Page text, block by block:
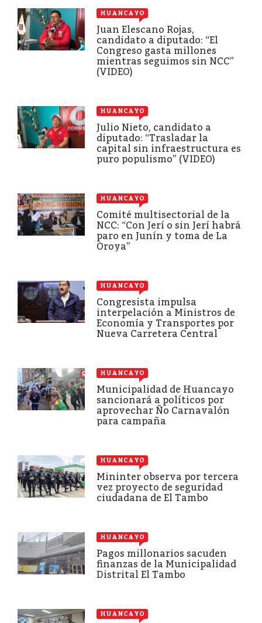
HUANCAYO
Juan Elescano Rojas,
candidato a diputado: “El
Congreso gasta millones
mientras seguimos sin NCC”
(VIDEO)
HUANCAYO
Julio Nieto, candidato a
diputado: “Trasladar la
capital sin infraestructura es
puro populismo” (VIDEO)
HUANCAYO
Comité multisectorial de la
NCC: “Con Jerí o sin Jerí habrá
paro en Junín y toma de La
Oroya”
HUANCAYO
Congresista impulsa
interpelación a Ministros de
Economía y Transportes por
Nueva Carretera Central
HUANCAYO
Municipalidad de Huancayo
sancionará a políticos por
aprovechar Ño Carnavalón
para campaña
HUANCAYO
Mininter observa por tercera
vez proyecto de seguridad
ciudadana de El Tambo
HUANCAYO
Pagos millonarios sacuden
finanzas de la Municipalidad
Distrital El Tambo
HUANCAYO